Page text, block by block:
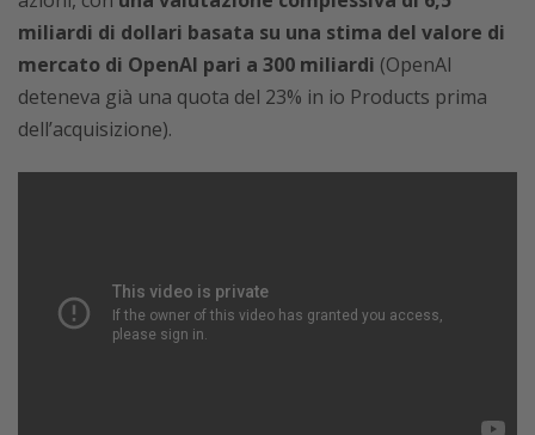
miliardi di dollari basata su una stima del valore di
mercato di OpenAI pari a 300 miliardi (OpenAI
deteneva già una quota del 23% in io Products prima
dell’acquisizione).